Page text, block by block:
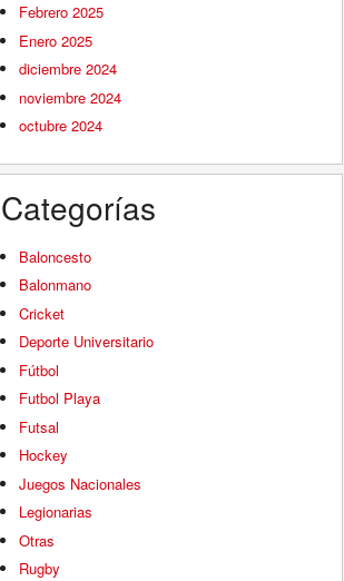
Febrero 2025
Enero 2025
diciembre 2024
noviembre 2024
octubre 2024
Categorías
Baloncesto
Balonmano
Cricket
Deporte Universitario
Fútbol
Futbol Playa
Futsal
Hockey
Juegos Nacionales
Legionarias
Otras
Rugby